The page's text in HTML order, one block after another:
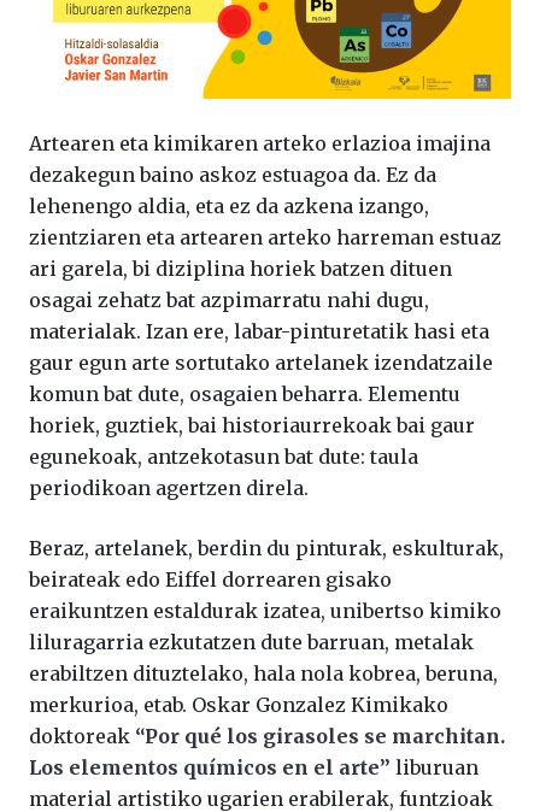
Artearen eta kimikaren arteko erlazioa imajina
dezakegun baino askoz estuagoa da. Ez da
lehenengo aldia, eta ez da azkena izango,
zientziaren eta artearen arteko harreman estuaz
ari garela, bi diziplina horiek batzen dituen
osagai zehatz bat azpimarratu nahi dugu,
materialak. Izan ere, labar-pinturetatik hasi eta
gaur egun arte sortutako artelanek izendatzaile
komun bat dute, osagaien beharra. Elementu
horiek, guztiek, bai historiaurrekoak bai gaur
egunekoak, antzekotasun bat dute: taula
periodikoan agertzen direla.
Beraz, artelanek, berdin du pinturak, eskulturak,
beirateak edo Eiffel dorrearen gisako
eraikuntzen estaldurak izatea, unibertso kimiko
liluragarria ezkutatzen dute barruan, metalak
erabiltzen dituztelako, hala nola kobrea, beruna,
merkurioa, etab. Oskar Gonzalez Kimikako
doktoreak “Por qué los girasoles se marchitan.
Los elementos químicos en el arte” liburuan
material artistiko ugarien erabilerak, funtzioak